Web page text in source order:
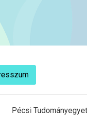
Pécsi